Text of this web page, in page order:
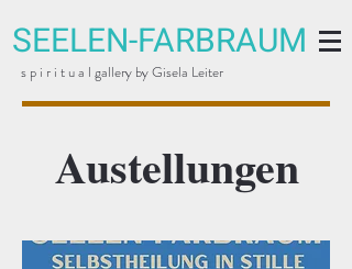
SEELEN-FARBRAUM
s p i r i t u a l gallery by Gisela Leiter
Austellungen